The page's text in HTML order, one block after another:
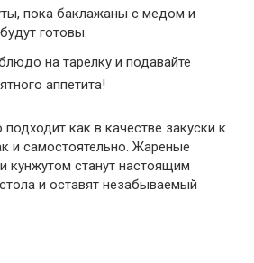
пока баклажаны с медом и
готовы.
на тарелку и подавайте
аппетита!
как в качестве закуски к
и самостоятельно. Жареные
кунжутом станут настоящим
и оставят незабываемый